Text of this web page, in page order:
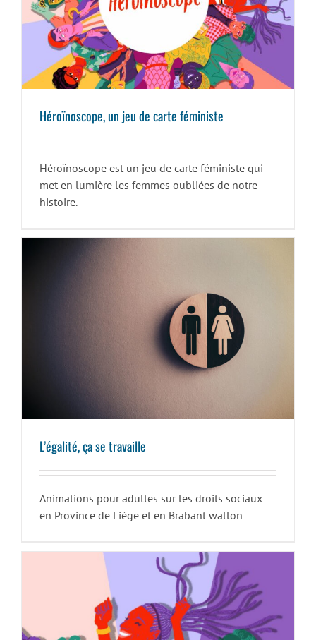
Héroïnoscope, un jeu de carte féministe
Héroïnoscope, un jeu de carte féministe
Héroïnoscope est un jeu de carte féministe qui
met en lumière les femmes oubliées de notre
histoire.
L’égalité, ça se travaille
L’égalité, ça se travaille
Animations pour adultes sur les droits sociaux
en Province de Liège et en Brabant wallon